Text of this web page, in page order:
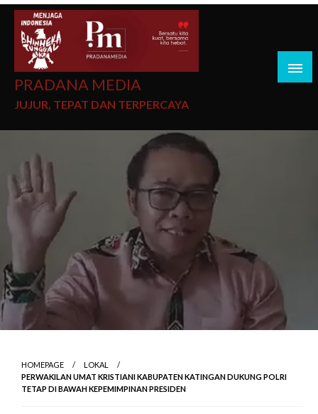
PRADANA MEDIA
JUJUR, TEPAT DAN TERPERCAYA
HOMEPAGE
LOKAL
PERWAKILAN UMAT KRISTIANI KABUPATEN KATINGAN DUKUNG POLRI
TETAP DI BAWAH KEPEMIMPINAN PRESIDEN